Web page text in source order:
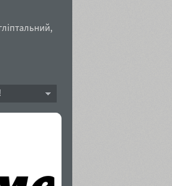
,